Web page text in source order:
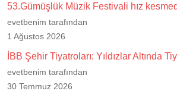
53.Gümüşlük Müzik Festivali hız
evetbenim tarafından
1 Ağustos 2026
İBB Şehir Tiyatroları: Yıldızlar Altında
evetbenim tarafından
30 Temmuz 2026